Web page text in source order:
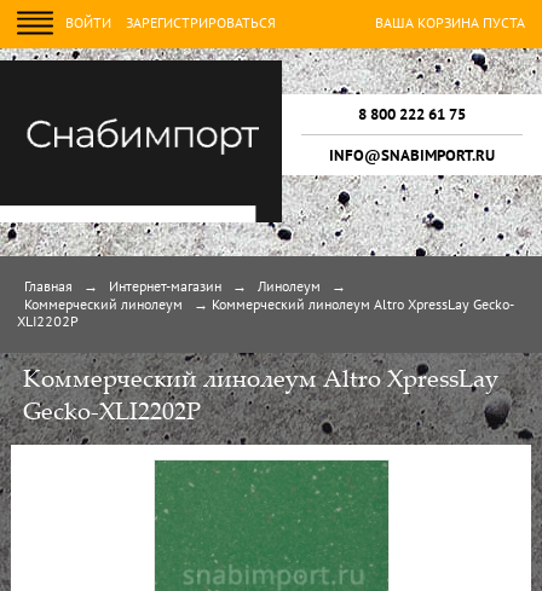
ВОЙТИ ЗАРЕГИСТРИРОВАТЬСЯ ВАША КОРЗИНА ПУСТА
8 800 222 61 75
INFO@SNABIMPORT.RU
Главная → Интернет-магазин → Линолеум
→
Коммерческий линолеум
→
Коммерческий линолеум Altro XpressLay Gecko-
XLI2202P
Коммерческий линолеум Altro XpressLay
Gecko-XLI2202P